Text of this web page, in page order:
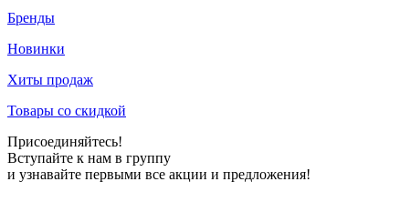
Бренды
Новинки
Хиты продаж
Товары со скидкой
Присоединяйтесь!
Вступайте к нам в группу
и узнавайте первыми все акции и предложения!